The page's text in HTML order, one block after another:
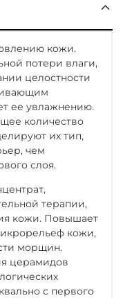
кожи.
потери влаги,
целостности
ее увлажнению.
количество
их тип,
чем
слоя.
терапии,
кожи. Повышает
кожи,
морщин.
церамидов
с первого